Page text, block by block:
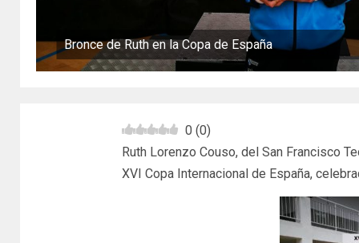
Bronce de Ruth en la Copa de España
0 (0)
Ruth Lorenzo Couso, del San Francisco
XVI Copa Internacional de España,